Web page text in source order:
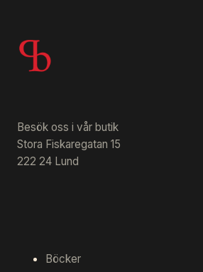
Besök oss i vår butik
Stora Fiskaregatan 15
222 24 Lund
Böcker